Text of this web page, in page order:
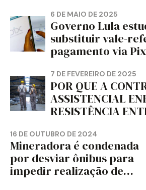
CORTIÇA E
PAPEL DO ESTADO
PARANÁ –
6 DE MAIO DE 2025
Governo Lula
substituir vale-
pagamento via
7 DE FEVEREIRO DE 2025
POR QUE A
ASSISTENCIAL
RESISTÊNCIA
16 DE OUTUBRO DE 2024
Mineradora é condenada
por desviar ônibus para
impedir realização de